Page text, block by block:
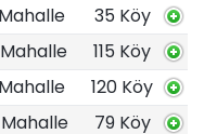
35 Köy
Mahalle
115 Köy
Mahalle
120 Köy
Mahalle
79 Köy